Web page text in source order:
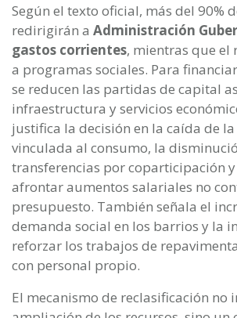
Según el texto oficial, más del 90%
redirigirán a Administración
gastos corrientes, mientras que el
a programas sociales. Para
se reducen las partidas de capital
infraestructura y servicios
justifica la decisión en la caída de
vinculada al consumo, la
transferencias por coparticipación
afrontar aumentos salariales no
presupuesto. También señala el
demanda social en los barrios y la
reforzar los trabajos de
con personal propio.
El mecanismo de reclasificación no